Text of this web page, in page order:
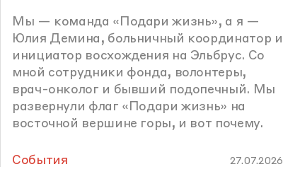
Мы — команда «Подари жизнь», а я —
Юлия Демина, больничный координатор и
инициатор восхождения на Эльбрус. Со
мной сотрудники фонда, волонтеры,
врач-онколог и бывший подопечный. Мы
развернули флаг «Подари жизнь» на
восточной вершине горы, и вот почему.
События 27.07.2026